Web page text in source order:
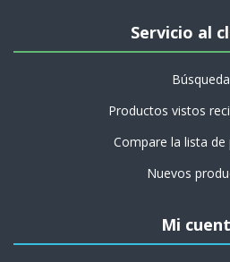
Servicio al
Búsqueda
Productos vistos
Compare la lista
Nuevos
Mi